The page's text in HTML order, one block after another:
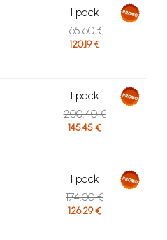
1 pack
165.60 €
120.19 €
1 pack
200.40 €
145.45 €
1 pack
174.00 €
126.29 €